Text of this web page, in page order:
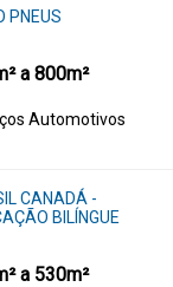
PNEUS
a 800m²
Automotivos
CANADÁ -
BILÍNGUE
a 530m²